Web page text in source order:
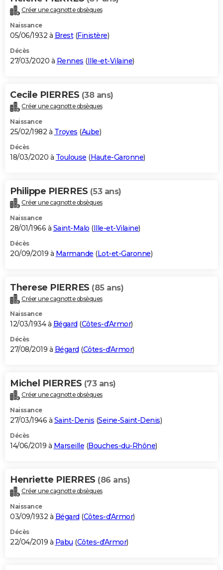
Créer une cagnotte obsèques
Naissance
05/06/1932 à Brest(Finistère)
Décès
27/03/2020 à Rennes (Ille-et-Vilaine)
Cecile PIERRES (38 ans)
Créer une cagnotte obsèques
Naissance
25/02/1982 à Troyes (Aube)
Décès
18/03/2020 à Toulouse (Haute-Garonne)
Philippe PIERRES (53 ans)
Créer une cagnotte obsèques
Naissance
28/01/1966 à Saint-Malo (Ille-et-Vilaine)
Décès
20/09/2019 à Marmande (Lot-et-Garonne)
Therese PIERRES (85 ans)
Créer une cagnotte obsèques
Naissance
12/03/1934 à Bégard (Côtes-d'Armor)
Décès
27/08/2019 à Bégard (Côtes-d'Armor)
Michel PIERRES (73 ans)
Créer une cagnotte obsèques
Naissance
27/03/1946 à Saint-Denis (Seine-Saint-Denis)
Décès
14/06/2019 à Marseille (Bouches-du-Rhône)
Henriette PIERRES (86 ans)
Créer une cagnotte obsèques
Naissance
03/09/1932 à Bégard (Côtes-d'Armor)
Décès
22/04/2019 à Pabu (Côtes-d'Armor)